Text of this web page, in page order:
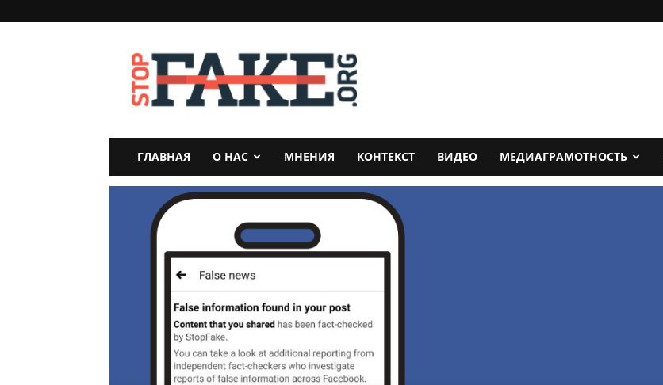
StopFake
ГЛАВНАЯ О НАС МНЕНИЯ КОНТЕКСТ ВИДЕО МЕДИАГРАМОТНОСТЬ